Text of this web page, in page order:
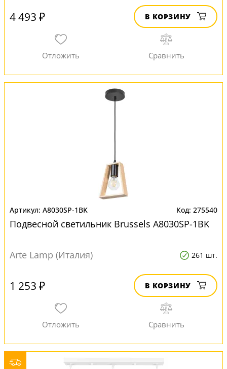
4 493 ₽ В КОРЗИНУ
A8030SP-1BK 275540
Подвесной светильник Brussels A8030SP-1BK
Arte Lamp (Италия) 261 шт.
1 253 ₽ В КОРЗИНУ